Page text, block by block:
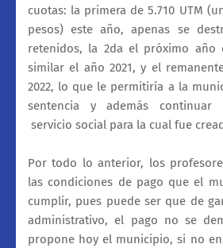
cuotas: la primera de 5.710 UTM
pesos) este año, apenas se
retenidos, la 2da el próximo año
similar el año 2021, y el
2022, lo que le permitiría a la
sentencia y además
servicio social para la cual fue
Por todo lo anterior, los
las condiciones de pago que el
cumplir, pues puede ser que de
administrativo, el pago no se
propone hoy el municipio, si no